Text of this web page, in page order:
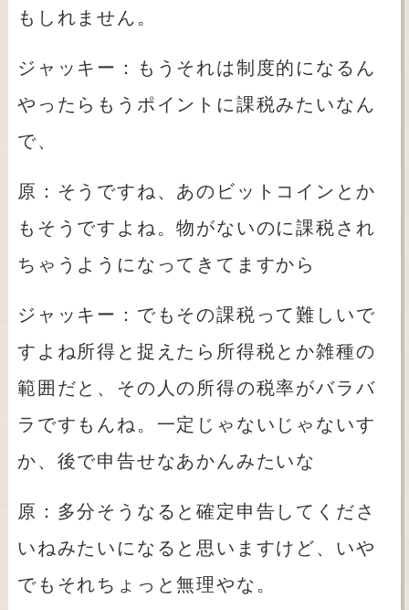
もしれません。
ジャッキー：もうそれは制度的になるん
やったらもうポイントに課税みたいなん
で、
原：そうですね、あのビットコインとか
もそうですよね。物がないのに課税され
ちゃうようになってきてますから
ジャッキー：でもその課税って難しいで
すよね所得と捉えたら所得税とか雑種の
範囲だと、その人の所得の税率がバラバ
ラですもんね。一定じゃないじゃないす
か、後で申告せなあかんみたいな
原：多分そうなると確定申告してくださ
いねみたいになると思いますけど、いや
でもそれちょっと無理やな。